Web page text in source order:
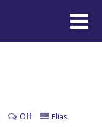
Off
Elias